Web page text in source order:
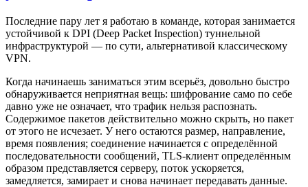
Последние пару лет я работаю в команде, которая занимается
устойчивой к DPI (Deep Packet Inspection) туннельной
инфраструктурой — по сути, альтернативой классическому
VPN.
Когда начинаешь заниматься этим всерьёз, довольно быстро
обнаруживается неприятная вещь: шифрование само по себе
давно уже не означает, что трафик нельзя распознать.
Содержимое пакетов действительно можно скрыть, но пакет
от этого не исчезает. У него остаются размер, направление,
время появления; соединение начинается с определённой
последовательности сообщений, TLS-клиент определённым
образом представляется серверу, поток ускоряется,
замедляется, замирает и снова начинает передавать данные.